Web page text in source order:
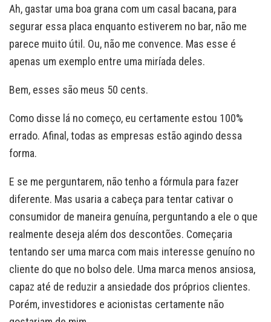
Ah, gastar uma boa grana com um casal bacana, para
segurar essa placa enquanto estiverem no bar, não me
parece muito útil. Ou, não me convence. Mas esse é
apenas um exemplo entre uma miríada deles.
Bem, esses são meus 50 cents.
Como disse lá no começo, eu certamente estou 100%
errado. Afinal, todas as empresas estão agindo dessa
forma.
E se me perguntarem, não tenho a fórmula para fazer
diferente. Mas usaria a cabeça para tentar cativar o
consumidor de maneira genuína, perguntando a ele o que
realmente deseja além dos descontões. Começaria
tentando ser uma marca com mais interesse genuíno no
cliente do que no bolso dele. Uma marca menos ansiosa,
capaz até de reduzir a ansiedade dos próprios clientes.
Porém, investidores e acionistas certamente não